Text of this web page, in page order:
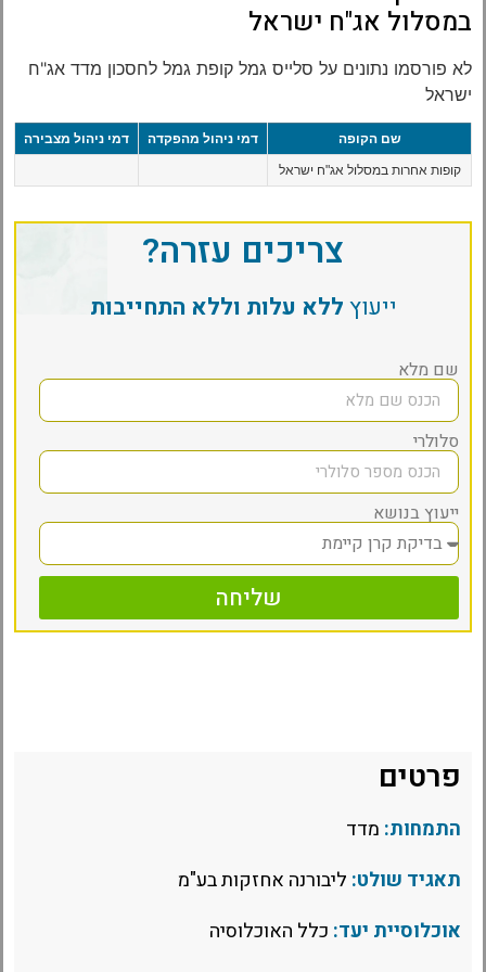
במסלול אג"ח ישראל
לא פורסמו נתונים על סלייס גמל קופת גמל לחסכון מדד אג"ח
ישראל
שם הקופה דמי ניהול מהפקדה דמי ניהול מצבירה
קופות אחרות במסלול אג"ח ישראל
צריכים עזרה?
ייעוץללא עלות וללא התחייבות
שם מלא
סלולרי
ייעוץ בנושא
שליחה
פרטים
התמחות: מדד
תאגיד שולט: ליבורנה אחזקות בע"מ
אוכלוסיית יעד: כלל האוכלוסיה